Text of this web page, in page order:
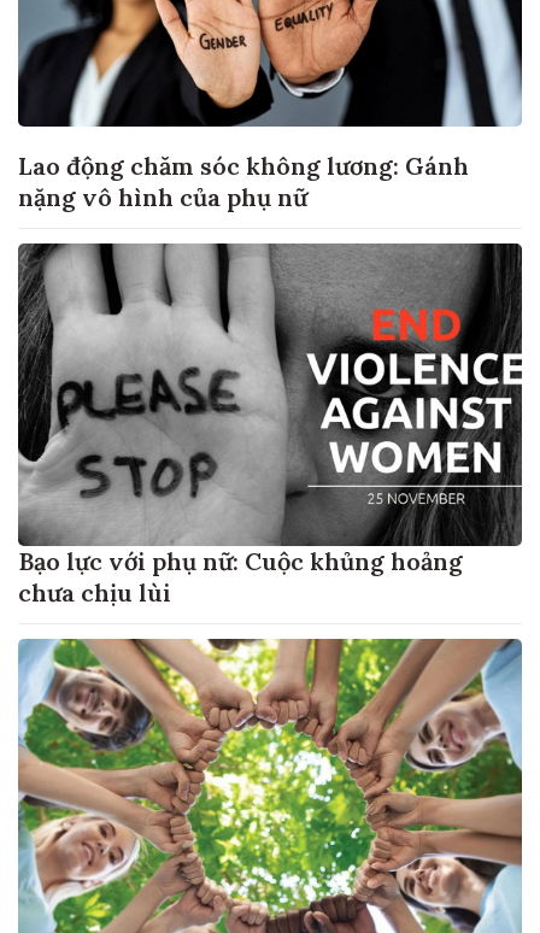
Lao động chăm sóc không lương: Gánh
nặng vô hình của phụ nữ
Bạo lực với phụ nữ: Cuộc khủng hoảng
chưa chịu lùi